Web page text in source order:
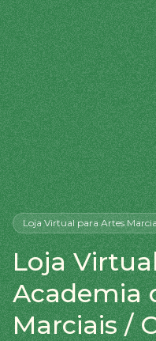
Loja Virtualpara Artes
Loja
Academia
Marciais /